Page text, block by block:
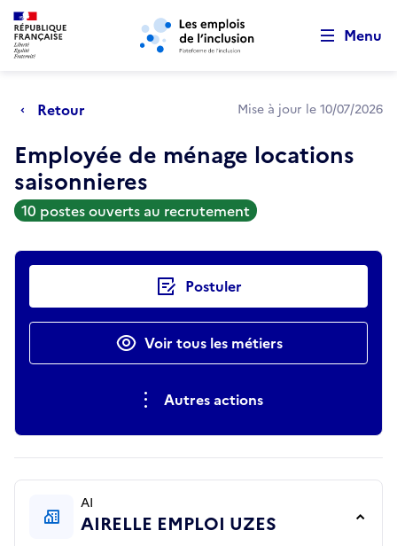
Aller au menu principal Aller au contenu principal
Menu
Retour Mise à jour le 10/07/2026
Employée de ménage locations
saisonnieres
10 postes ouverts au recrutement
Actions rapides Postuler
Voir tous les métiers
Autres actions
AI
AIRELLE EMPLOI UZES
Retour au début de la page
Panneau de gestion des cookies